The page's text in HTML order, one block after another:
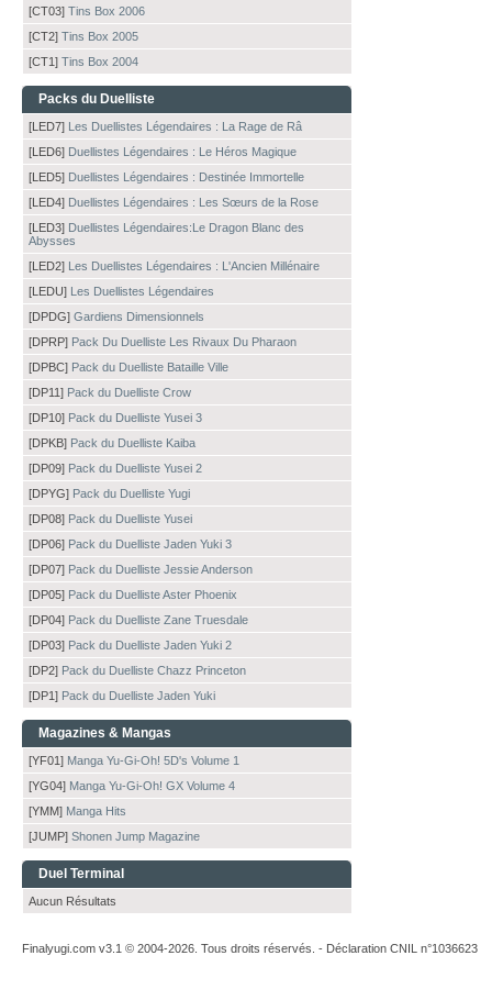
[CT03] Tins Box 2006
[CT2] Tins Box 2005
[CT1] Tins Box 2004
Packs du Duelliste
[LED7] Les Duellistes Légendaires : La Rage de Râ
[LED6] Duellistes Légendaires : Le Héros Magique
[LED5] Duellistes Légendaires : Destinée Immortelle
[LED4] Duellistes Légendaires : Les Sœurs de la Rose
[LED3] Duellistes Légendaires:Le Dragon Blanc des
Abysses
[LED2] Les Duellistes Légendaires : L'Ancien Millénaire
[LEDU] Les Duellistes Légendaires
[DPDG] Gardiens Dimensionnels
[DPRP] Pack Du Duelliste Les Rivaux Du Pharaon
[DPBC] Pack du Duelliste Bataille Ville
[DP11] Pack du Duelliste Crow
[DP10] Pack du Duelliste Yusei 3
[DPKB] Pack du Duelliste Kaiba
[DP09] Pack du Duelliste Yusei 2
[DPYG] Pack du Duelliste Yugi
[DP08] Pack du Duelliste Yusei
[DP06] Pack du Duelliste Jaden Yuki 3
[DP07] Pack du Duelliste Jessie Anderson
[DP05] Pack du Duelliste Aster Phoenix
[DP04] Pack du Duelliste Zane Truesdale
[DP03] Pack du Duelliste Jaden Yuki 2
[DP2] Pack du Duelliste Chazz Princeton
[DP1] Pack du Duelliste Jaden Yuki
Magazines & Mangas
[YF01] Manga Yu-Gi-Oh! 5D's Volume 1
[YG04] Manga Yu-Gi-Oh! GX Volume 4
[YMM] Manga Hits
[JUMP] Shonen Jump Magazine
Duel Terminal
Aucun Résultats
Finalyugi.com v3.1 © 2004-2026. Tous droits réservés. - Déclaration CNIL n°1036623